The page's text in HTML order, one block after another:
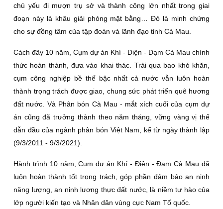
chủ yếu đi mượn trụ sở và thành công lớn nhất trong giai
đoạn này là khâu giải phóng mặt bằng… Đó là minh chứng
cho sự đồng tâm của tập đoàn và lãnh đạo tỉnh Cà Mau.
Cách đây 10 năm, Cụm dự án Khí - Điện - Đạm Cà Mau chính
thức hoàn thành, đưa vào khai thác. Trải qua bao khó khăn,
cụm công nghiệp bề thế bậc nhất cả nước vẫn luôn hoàn
thành trọng trách được giao, chung sức phát triển quê hương
đất nước. Và Phân bón Cà Mau - mắt xích cuối của cụm dự
án cũng đã trưởng thành theo năm tháng, vững vàng vị thế
dẫn đầu của ngành phân bón Việt Nam, kể từ ngày thành lập
(9/3/2011 - 9/3/2021).
Hành trình 10 năm, Cụm dự án Khí - Điện - Đạm Cà Mau đã
luôn hoàn thành tốt trọng trách, góp phần đảm bảo an ninh
năng lượng, an ninh lương thực đất nước, là niềm tự hào của
lớp người kiến tạo và Nhân dân vùng cực Nam Tổ quốc.